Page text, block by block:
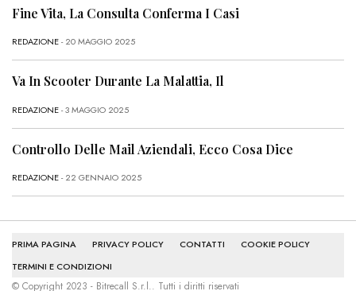
Fine Vita, La Consulta Conferma I Casi
REDAZIONE- 20 MAGGIO 2025
Va In Scooter Durante La Malattia, Il
REDAZIONE- 3 MAGGIO 2025
Controllo Delle Mail Aziendali, Ecco Cosa Dice
REDAZIONE- 22 GENNAIO 2025
PRIMA PAGINA PRIVACY POLICY CONTATTI
COOKIE POLICY
TERMINI E CONDIZIONI
© Copyright 2023 - Bitrecall S.r.l.. Tutti i diritti riservati